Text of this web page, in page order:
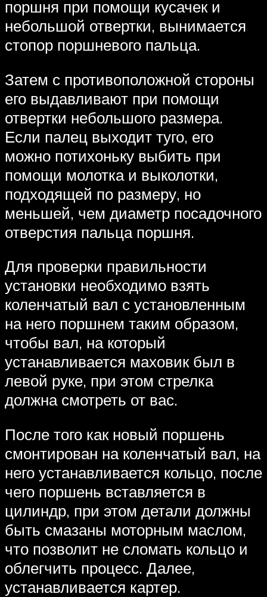
поршня при помощи кусачек и
небольшой отвертки, вынимается
стопор поршневого пальца.
Затем с противоположной стороны
его выдавливают при помощи
отвертки небольшого размера.
Если палец выходит туго, его
можно потихоньку выбить при
помощи молотка и выколотки,
подходящей по размеру, но
меньшей, чем диаметр посадочного
отверстия пальца поршня.
Для проверки правильности
установки необходимо взять
коленчатый вал с установленным
на него поршнем таким образом,
чтобы вал, на который
устанавливается маховик был в
левой руке, при этом стрелка
должна смотреть от вас.
После того как новый поршень
смонтирован на коленчатый вал, на
него устанавливается кольцо, после
чего поршень вставляется в
цилиндр, при этом детали должны
быть смазаны моторным маслом,
что позволит не сломать кольцо и
облегчить процесс. Далее,
устанавливается картер.